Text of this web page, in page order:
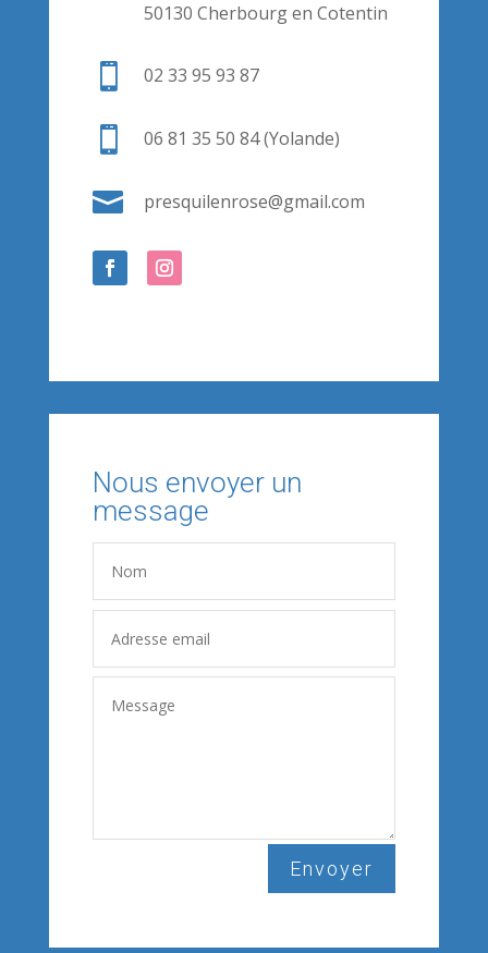
50130 Cherbourg en Cotentin
 02 33 95 93 87
 06 81 35 50 84 (Yolande)
 presquilenrose@gmail.com
Nous envoyer un
message
Envoyer